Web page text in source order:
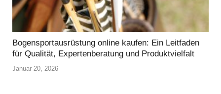
Bogensportausrüstung online kaufen: Ein Leitfaden
für Qualität, Expertenberatung und Produktvielfalt
Januar 20, 2026